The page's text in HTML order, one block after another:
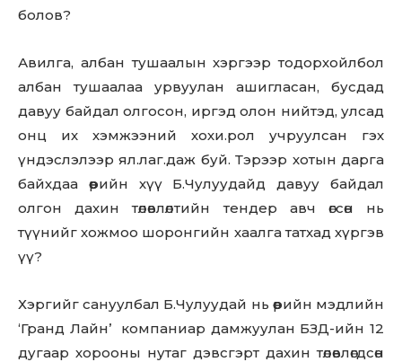
болов?
Авилга, албан тушаалын хэргээр тодорхойлбол
албан тушаалаа урвуулан ашигласан, бусдад
давуу байдал олгосон, иргэд олон нийтэд, улсад
онц их хэмжээний хохи.рол учруулсан гэх
үндэслэлээр ял.лаг.даж буй. Тэрээр хотын дарга
байхдаа өөрийн хүү Б.Чулуудайд давуу байдал
олгон дахин төлөвлөлтийн тендер авч өгсөн нь
түүнийг хожмоо шopoнгийн хаалга татхад хүргэв
үү?
Хэргийг сануулбал Б.Чулуудай нь өөрийн мэдлийн
‘Гранд Лайн’ компаниар дамжуулан БЗД-ийн 12
дугаар хорооны нутаг дэвсгэрт дахин төлөвлөгдсөн